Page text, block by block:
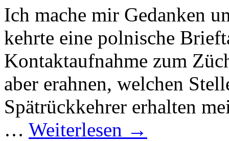
Ich mache mir Gedanken
kehrte eine polnische
Kontaktaufnahme zum
aber erahnen, welchen
Spätrückkehrer erhalten
… Weiterlesen →